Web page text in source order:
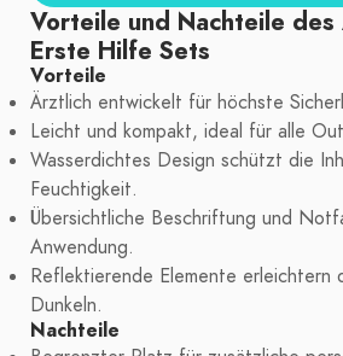
Vorteile und Nachteile des
Erste Hilfe Sets
Vorteile
Ärztlich entwickelt für höchste
Leicht und kompakt, ideal für alle
Wasserdichtes Design schützt die
Feuchtigkeit.
Übersichtliche Beschriftung und
Anwendung.
Reflektierende Elemente erleichtern
Dunkeln.
Nachteile